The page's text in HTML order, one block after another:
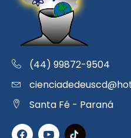
(44) 99872-9504
Santa Fé - Paraná